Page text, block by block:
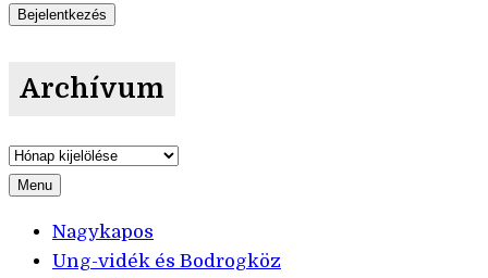
Archívum
Archívum
Menu
Nagykapos
Ung-vidék és Bodrogköz